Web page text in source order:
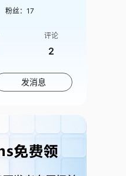
粉丝： 17
评论
2
发消息